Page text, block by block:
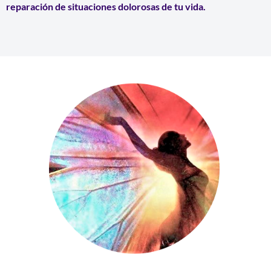
reparación de situaciones dolorosas de tu vida.